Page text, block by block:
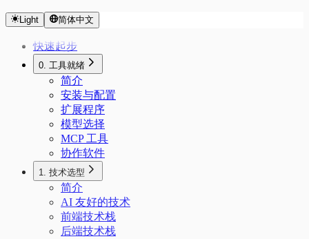
Light 简体中文
快速起步
0. 工具就绪
简介
安装与配置
扩展程序
模型选择
MCP 工具
协作软件
1. 技术选型
简介
AI 友好的技术
前端技术栈
后端技术栈